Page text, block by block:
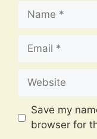
Name
Email
Website
Save my
browser for